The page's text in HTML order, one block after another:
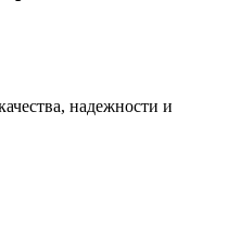
надежности и